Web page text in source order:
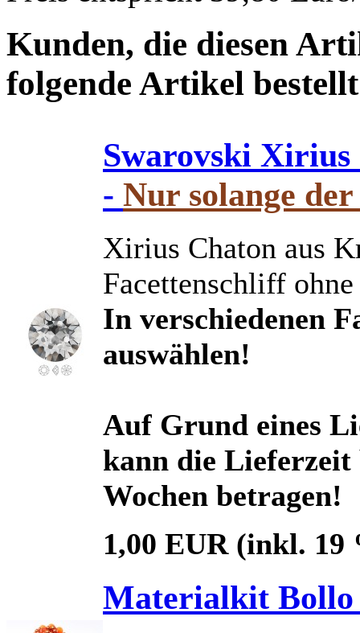
Kunden, die diesen
folgende Artikel
Swarovski Xirius
- Nur solange
Xirius Chaton aus
Facettenschliff ohne
In verschiedenen
auswählen!
Auf Grund eines
kann die Lieferzeit
Wochen betragen!
1,00 EUR (inkl. 19
Materialkit Bollo